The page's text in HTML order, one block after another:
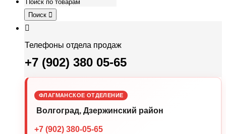
Поиск
Телефоны отдела продаж
+7 (902) 380 05-65
ФЛАГМАНСКОЕ ОТДЕЛЕНИЕ
Волгоград, Дзержинский район
+7 (902) 380-05-65